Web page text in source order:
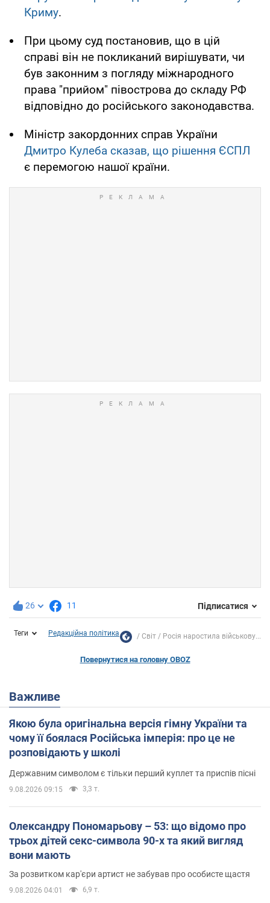
Криму.
При цьому суд постановив, що в цій
справі він не покликаний вирішувати, чи
був законним з погляду міжнародного
права "прийом" півострова до складу РФ
відповідно до російського законодавства.
Міністр закордонних справ України
Дмитро Кулеба сказав, що рішення ЄСПЛ
є перемогою нашої країни.
26 11 Підписатися
Теги Редакційна політика Світ Росія наростила військову...
Повернутися на головну OBOZ
Важливе
Якою була оригінальна версія гімну України та
чому її боялася Російська імперія: про це не
розповідають у школі
Державним символом є тільки перший куплет та приспів пісні
9.08.2026 09:15 3,3 т.
Олександру Пономарьову – 53: що відомо про
трьох дітей секс-символа 90-х та який вигляд
вони мають
За розвитком кар'єри артист не забував про особисте щастя
9.08.2026 04:01 6,9 т.